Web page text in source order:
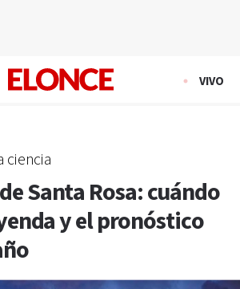
VIVO
ciencia
Santa Rosa: cuándo
y el pronóstico